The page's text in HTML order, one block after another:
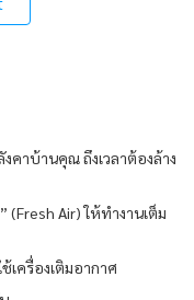
คาบ้านคุณ ถึงเวลาต้องล้าง
(Fresh Air) ให้ทำงานเต็ม
เครื่องเติมอากาศ